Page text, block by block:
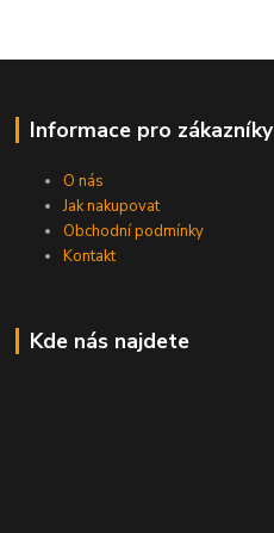
Informace pro zákazníky
O nás
Jak nakupovat
Obchodní podmínky
Kontakt
Kde nás najdete